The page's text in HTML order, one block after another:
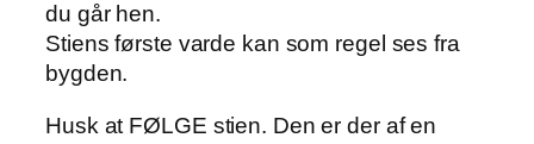
du går hen.
Stiens første varde kan som regel ses fra
bygden.
Husk at FØLGE stien. Den er der af en